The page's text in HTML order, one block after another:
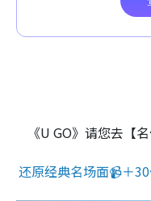
《U GO》请您去【
还原经典名场面📹＋